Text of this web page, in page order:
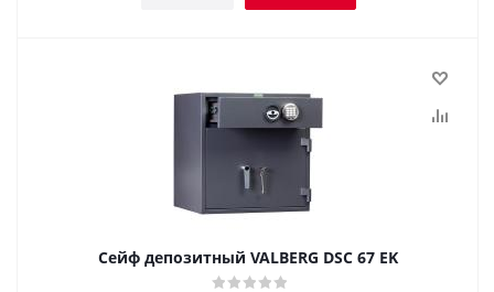
Сейф депозитный VALBERG DSC 67 EK